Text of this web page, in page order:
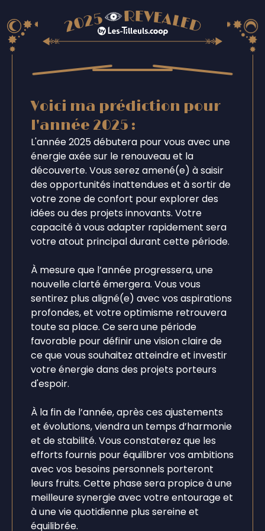
Voici ma prédiction pour
l'année 2025 :
L'année 2025 débutera pour vous avec une
énergie axée sur le renouveau et la
découverte. Vous serez amené(e) à saisir
des opportunités inattendues et à sortir de
votre zone de confort pour explorer des
idées ou des projets innovants. Votre
capacité à vous adapter rapidement sera
votre atout principal durant cette période.
À mesure que l’année progressera, une
nouvelle clarté émergera. Vous vous
sentirez plus aligné(e) avec vos aspirations
profondes, et votre optimisme retrouvera
toute sa place. Ce sera une période
favorable pour définir une vision claire de
ce que vous souhaitez atteindre et investir
votre énergie dans des projets porteurs
d'espoir.
À la fin de l’année, après ces ajustements
et évolutions, viendra un temps d’harmonie
et de stabilité. Vous constaterez que les
efforts fournis pour équilibrer vos ambitions
avec vos besoins personnels porteront
leurs fruits. Cette phase sera propice à une
meilleure synergie avec votre entourage et
à une vie quotidienne plus sereine et
équilibrée.